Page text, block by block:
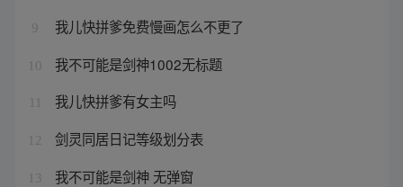
9 我儿快拼爹免费慢画怎么不更了
10 我不可能是剑神1002无标题
我儿快拼爹有女主吗
12 剑灵同居日记等级划分表
13 我不可能是剑神 无弹窗